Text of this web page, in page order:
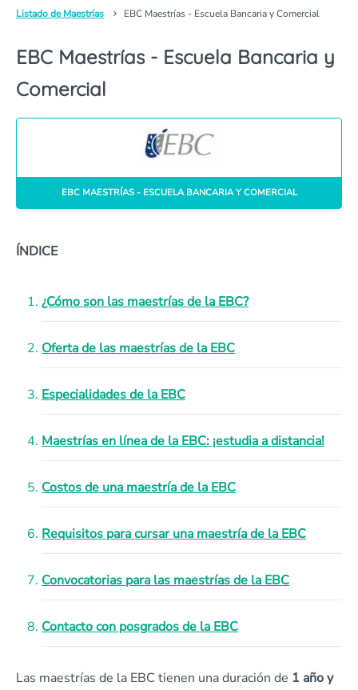
Listado de Maestrías EBC Maestrías - Escuela Bancaria y Comercial
EBC Maestrías - Escuela Bancaria y
Comercial
EBC MAESTRÍAS - ESCUELA BANCARIA Y COMERCIAL
ÍNDICE
¿Cómo son las maestrías de la EBC?
Oferta de las maestrías de la EBC
Especialidades de la EBC
Maestrías en línea de la EBC: ¡estudia a distancia!
Costos de una maestría de la EBC
Requisitos para cursar una maestría de la EBC
Convocatorias para las maestrías de la EBC
Contacto con posgrados de la EBC
Las maestrías de la EBC tienen una duración de 1 año y